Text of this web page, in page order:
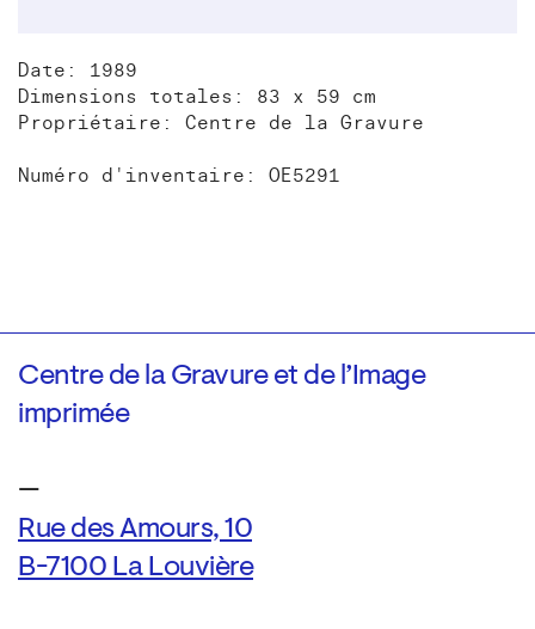
Date: 1989
Dimensions totales: 83 x 59 cm
Propriétaire: Centre de la Gravure
Numéro d'inventaire: OE5291
Centre de la Gravure et de l’Image
imprimée
—
Rue des Amours, 10
B-7100 La Louvière